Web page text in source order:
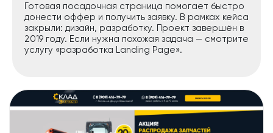
Готовая посадочная страница помогает быстро
донести оффер и получить заявку. В рамках кейса
закрыли: дизайн, разработку. Проект завершён в
2019 году. Если нужна похожая задача — смотрите
услугу «разработка Landing Page».